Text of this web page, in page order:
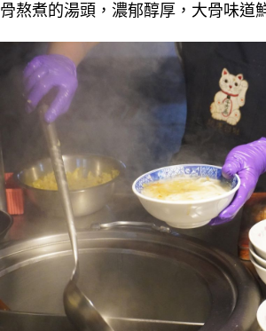
骨熬煮的湯頭，濃郁醇厚，大骨味道